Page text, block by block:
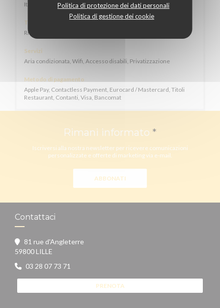
Politica di protezione dei dati personali
Politica di gestione dei cookie
Italiana, Cucina tradizionale, Fresco, Fatto in casa
Tipologia
Ristorante Mediterraneo
Servizi
Aria condizionata, Wifi, Accesso disabili, Privatizzazione
Metodo di pagamento
Apple Pay, Contactless Payment, Eurocard / Mastercard, Titoli
Restaurant, Contanti, Visa, Bancomat
Rimani informato *
Iscriversi alla nostra newsletter per ricevere comunicazioni
personalizzate e offerte di marketing via e-mail.
ABBONATI
Contattaci
81 rue d'Angleterre
59800 LILLE
03 28 07 73 71
PRENOTA